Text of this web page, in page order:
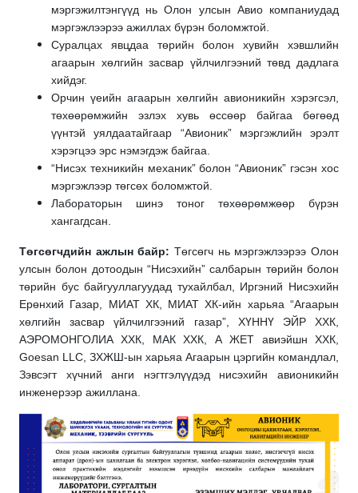
мэргэжилтэнгүүд нь Олон улсын Авио компаниудад
мэргэжлээрээ ажиллах бүрэн боломжтой.
Суралцах явцдаа төрийн болон хувийн хэвшлийн
агаарын хөлгийн засвар үйлчилгээний төвд дадлага
хийдэг.
Орчин үеийн агаарын хөлгийн авионикийн хэрэгсэл,
төхөөрөмжийн эзлэх хувь өссөөр байгаа бөгөөд
үүнтэй уялдаатайгаар “Авионик” мэргэжлийн эрэлт
хэрэгцээ эрс нэмэгдэж байгаа.
“Нисэх техникийн механик” болон “Авионик” гэсэн хос
мэргэжлээр төгсөх боломжтой.
Лабораторын шинэ тоног төхөөрөмжөөр бүрэн
хангагдсан.
Төгсөгчдийн ажлын байр: Төгсөгч нь мэргэжлээрээ Олон
улсын болон дотоодын “Нисэхийн” салбарын төрийн болон
төрийн бус байгууллагуудад тухайлбал, Иргэний Нисэхийн
Ерөнхий Газар, МИАТ ХК, МИАТ ХК-ийн харьяа “Агаарын
хөлгийн засвар үйлчилгээний газар”, ХҮННҮ ЭЙР ХХК,
АЭРОМОНГОЛИА ХХК, МАК ХХК, А ЖЕТ авиэйшн ХХК,
Goesan LLC, ЗХЖШ-ын харьяа Агаарын цэргийн командлал,
Зэвсэгт хүчний анги нэгтгэлүүдэд нисэхийн авионикийн
инженерээр ажиллана.